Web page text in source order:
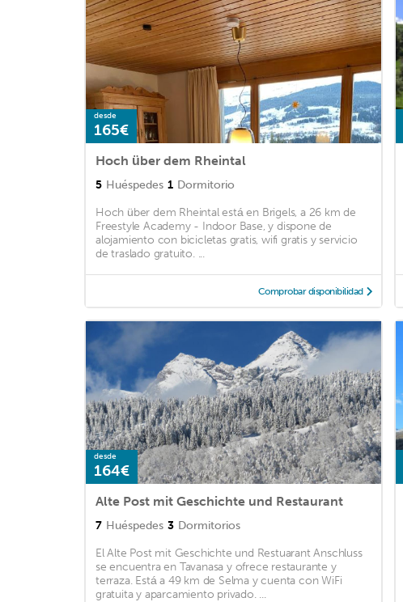
desde
165€
Hoch über dem Rheintal
5 Huéspedes 1 Dormitorio
Hoch über dem Rheintal está en Brigels, a 26 km de
Freestyle Academy - Indoor Base, y dispone de
alojamiento con bicicletas gratis, wifi gratis y servicio
de traslado gratuito. ...
Comprobar disponibilidad
desde
164€
Alte Post mit Geschichte und Restaurant
7 Huéspedes 3 Dormitorios
El Alte Post mit Geschichte und Restuarant Anschluss
se encuentra en Tavanasa y ofrece restaurante y
terraza. Está a 49 km de Selma y cuenta con WiFi
gratuita y aparcamiento privado. ...